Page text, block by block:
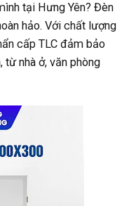
tại Hưng Yên? Đèn
hảo. Với chất lượng
cấp TLC đảm bảo
nhà ở, văn phòng